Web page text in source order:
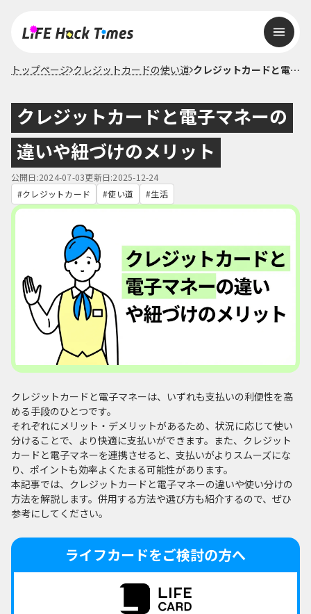
トップページ クレジットカードの使い道 クレジットカードと電子マネーの違いや紐づけのメリット
クレジットカードと電子マネーの
違いや紐づけのメリット
公開日:2024-07-03更新日:2025-12-24
クレジットカード
使い道 生活
クレジットカードと電子マネーは、いずれも支払いの利便性を高
める手段のひとつです。
それぞれにメリット・デメリットがあるため、状況に応じて使い
分けることで、より快適に支払いができます。また、クレジット
カードと電子マネーを連携させると、支払いがよりスムーズにな
り、ポイントも効率よくたまる可能性があります。
本記事では、クレジットカードと電子マネーの違いや使い分けの
方法を解説します。併用する方法や選び方も紹介するので、ぜひ
参考にしてください。
ライフカードをご検討の方へ